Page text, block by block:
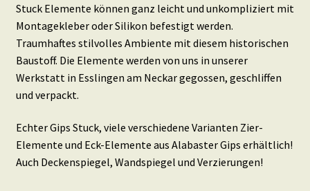
Stuck Elemente können ganz leicht und unkompliziert mit
Montagekleber oder Silikon befestigt werden.
Traumhaftes stilvolles Ambiente mit diesem historischen
Baustoff. Die Elemente werden von uns in unserer
Werkstatt in Esslingen am Neckar gegossen, geschliffen
und verpackt.
Echter Gips Stuck, viele verschiedene Varianten Zier-
Elemente und Eck-Elemente aus Alabaster Gips erhältlich!
Auch Deckenspiegel, Wandspiegel und Verzierungen!